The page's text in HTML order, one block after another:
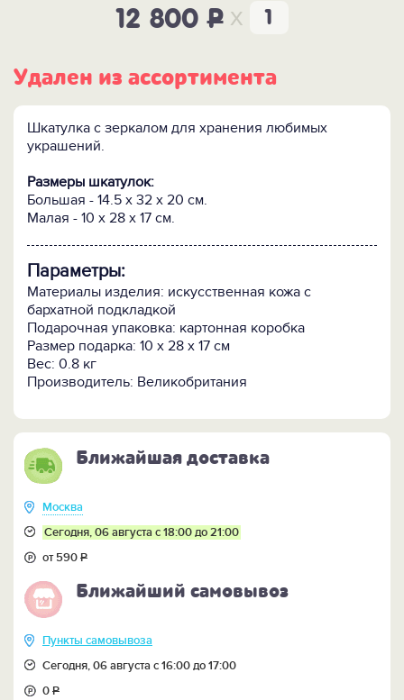
12 800P x
Удален из ассортимента
Шкатулка с зеркалом для хранения любимых
украшений.
Размеры шкатулок:
Большая - 14.5 x 32 x 20 см.
Малая - 10 x 28 x 17 см.
Параметры:
Материалы изделия: искусственная кожа с
бархатной подкладкой
Подарочная упаковка: картонная коробка
Размер подарка: 10 х 28 х 17 см
Вес: 0.8 кг
Производитель: Великобритания
Ближайшая доставка
Москва
Сегодня, 06 августа с 18:00 до 21:00
от 590Р
Ближайший самовывоз
Пункты самовывоза
Сегодня, 06 августа с 16:00 до 17:00
0Р